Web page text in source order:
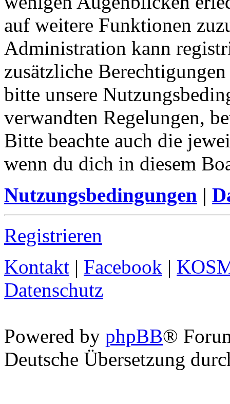
auf weitere Funktionen
Administration kann
zusätzliche
bitte unsere
verwandten Regelungen,
Bitte beachte auch die
wenn du dich in diesem
Nutzungsbedingungen |
Registrieren
Kontakt | Facebook |
Datenschutz
Powered by phpBB®
Deutsche Übersetzung